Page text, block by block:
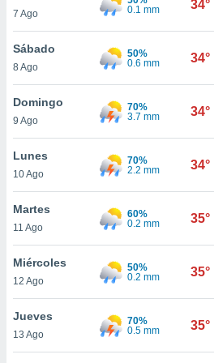
más
nuestra
y
de
disponible
cookies
aceptar
7 Ago
0.1 mm
34°
Sábado
8 Ago
50%
0.6 mm
34°
Domingo
9 Ago
70%
3.7 mm
34°
Lunes
10 Ago
70%
2.2 mm
34°
Martes
11 Ago
60%
0.2 mm
35°
Miércoles
12 Ago
50%
0.2 mm
35°
Jueves
13 Ago
70%
0.5 mm
35°